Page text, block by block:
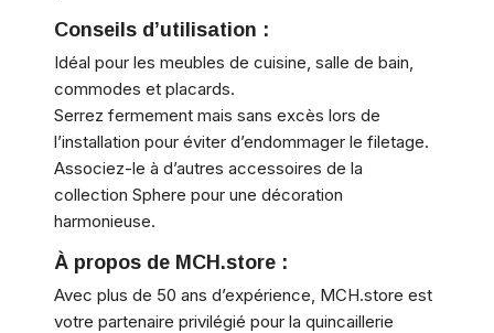
Conseils d’utilisation :
Idéal pour les meubles de cuisine, salle de bain,
commodes et placards.
Serrez fermement mais sans excès lors de
l’installation pour éviter d’endommager le filetage.
Associez-le à d’autres accessoires de la
collection Sphere pour une décoration
harmonieuse.
À propos de MCH.store :
Avec plus de 50 ans d’expérience, MCH.store est
votre partenaire privilégié pour la quincaillerie